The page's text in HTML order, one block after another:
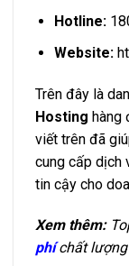
Hotline:
Website:
Trên đây là
Hosting hàng
viết trên đã
cung cấp dịch
tin cậy cho
Xem thêm:
phí chất